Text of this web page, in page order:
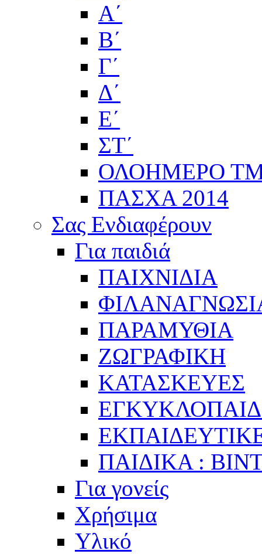
Α΄
Β΄
Γ΄
Δ΄
Ε΄
ΣΤ΄
ΟΛΟΗΜΕΡΟ
ΠΑΣΧΑ 2014
Σας Ενδιαφέρουν
Για παιδιά
ΠΑΙΧΝΙΔΙΑ
ΠΑΡΑΜΥΘΙΑ
ΖΩΓΡΑΦΙΚΗ
ΚΑΤΑΣΚΕΥΕΣ
ΠΑΙΔΙΚΑ :
Για γονείς
Χρήσιμα
Υλικό